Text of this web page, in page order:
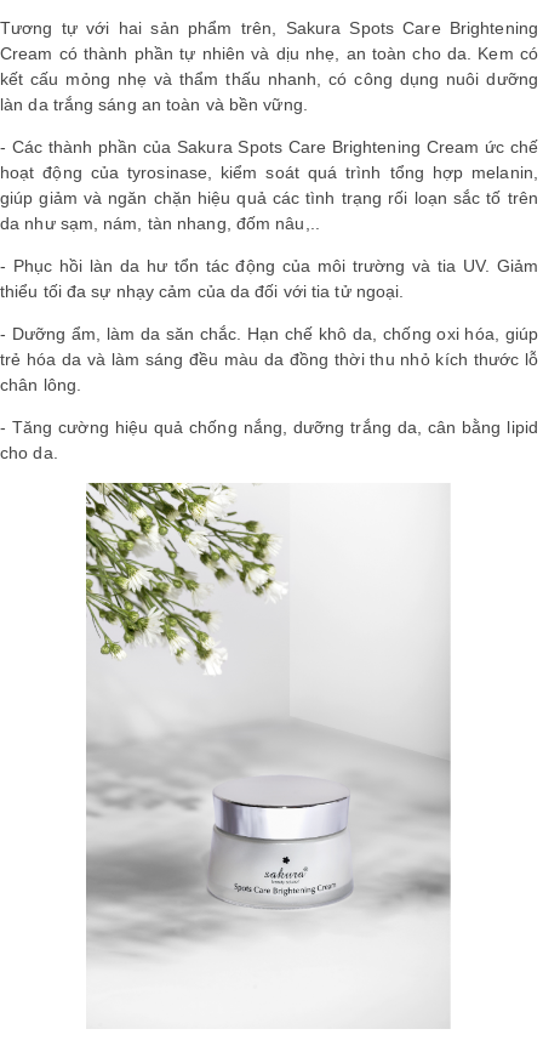
Tương tự với hai sản phẩm trên, Sakura Spots Care Brightening
Cream có thành phần tự nhiên và dịu nhẹ, an toàn cho da. Kem có
kết cấu mỏng nhẹ và thẩm thấu nhanh, có công dụng nuôi dưỡng
làn da trắng sáng an toàn và bền vững.
- Các thành phần của Sakura Spots Care Brightening Cream ức chế
hoạt động của tyrosinase, kiểm soát quá trình tổng hợp melanin,
giúp giảm và ngăn chặn hiệu quả các tình trạng rối loạn sắc tố trên
da như sạm, nám, tàn nhang, đốm nâu,..
- Phục hồi làn da hư tổn tác động của môi trường và tia UV. Giảm
thiểu tối đa sự nhạy cảm của da đối với tia tử ngoại.
- Dưỡng ẩm, làm da săn chắc. Hạn chế khô da, chống oxi hóa, giúp
trẻ hóa da và làm sáng đều màu da đồng thời thu nhỏ kích thước lỗ
chân lông.
- Tăng cường hiệu quả chống nắng, dưỡng trắng da, cân bằng lipid
cho da.